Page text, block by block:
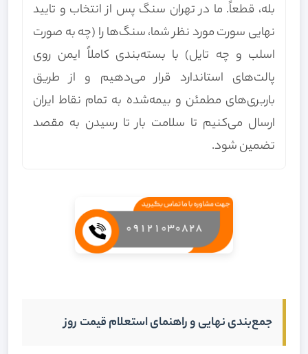
بله، قطعاً. ما در تهران سنگ پس از انتخاب و تایید
نهایی سورت مورد نظر شما، سنگ‌ها را (چه به صورت
اسلب و چه تایل) با بسته‌بندی کاملاً ایمن روی
پالت‌های استاندارد قرار می‌دهیم و از طریق
باربری‌های مطمئن و بیمه‌شده به تمام نقاط ایران
ارسال می‌کنیم تا سلامت بار تا رسیدن به مقصد
تضمین شود.
جمع‌بندی نهایی و راهنمای استعلام قیمت روز